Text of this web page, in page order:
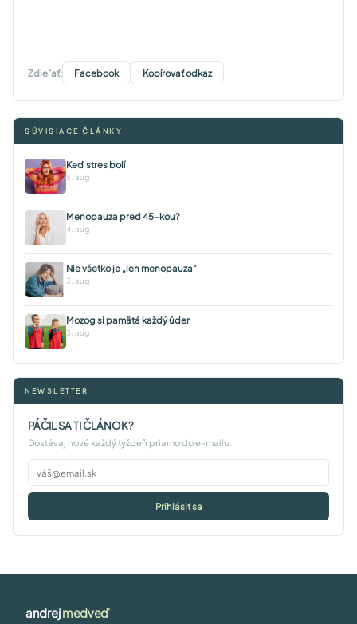
Zdieľať: Facebook Kopírovať odkaz
SÚVISIACE ČLÁNKY
Keď stres bolí
5. aug
Menopauza pred 45-kou?
4. aug
Nie všetko je „len menopauza“
3. aug
Mozog si pamätá každý úder
3. aug
NEWSLETTER
PÁČIL SA TI ČLÁNOK?
Dostávaj nové každý týždeň priamo do e-mailu.
Prihlásiť sa
andrejmedveď